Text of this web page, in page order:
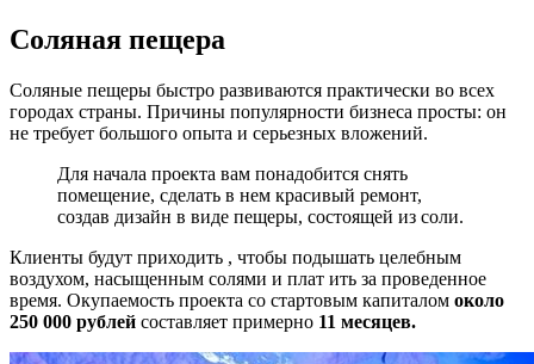
Соляная пещера
Соляные пещеры быстро развиваются практически во всех
городах страны. Причины популярности бизнеса просты: он
не требует большого опыта и серьезных вложений.
Для начала проекта вам понадобится снять
помещение, сделать в нем красивый ремонт,
создав дизайн в виде пещеры, состоящей из соли.
Клиенты будут приходить , чтобы подышать целебным
воздухом, насыщенным солями и плат ить за проведенное
время. Окупаемость проекта со стартовым капиталом около
250 000 рублей составляет примерно 11 месяцев.